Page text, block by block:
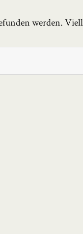
werden.